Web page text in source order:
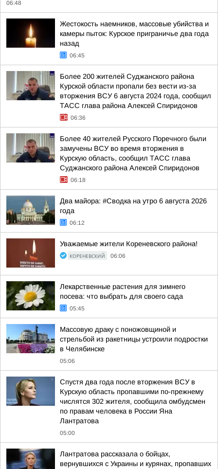
06:48
Жестокость наемников, массовые убийства и
камеры пыток: Курское приграничье два года
назад
06:45
Более 200 жителей Суджанского района
Курской области пропали без вести из-за
вторжения ВСУ 6 августа 2024 года, сообщил
ТАСС глава района Алексей Спиридонов
06:36
Более 40 жителей Русского Поречного были
замучены ВСУ во время вторжения в
Курскую область, сообщил ТАСС глава
Суджанского района Алексей Спиридонов
06:18
Два майора: #Сводка на утро 6 августа 2026
года
06:12
Уважаемые жители Кореневского района!
КОРЕНЕВСКИЙ 06:06
Лекарственные растения для зимнего
посева: что выбрать для своего сада
05:45
Массовую драку с поножовщиной и
стрельбой из ракетницы устроили подростки
в Челябинске
05:06
Спустя два года после вторжения ВСУ в
Курскую область пропавшими по-прежнему
числятся 302 жителя, сообщила омбудсмен
по правам человека в России Яна
Лантратова
05:00
Лантратова рассказала о бойцах,
вернувшихся с Украины и курянах, пропавших